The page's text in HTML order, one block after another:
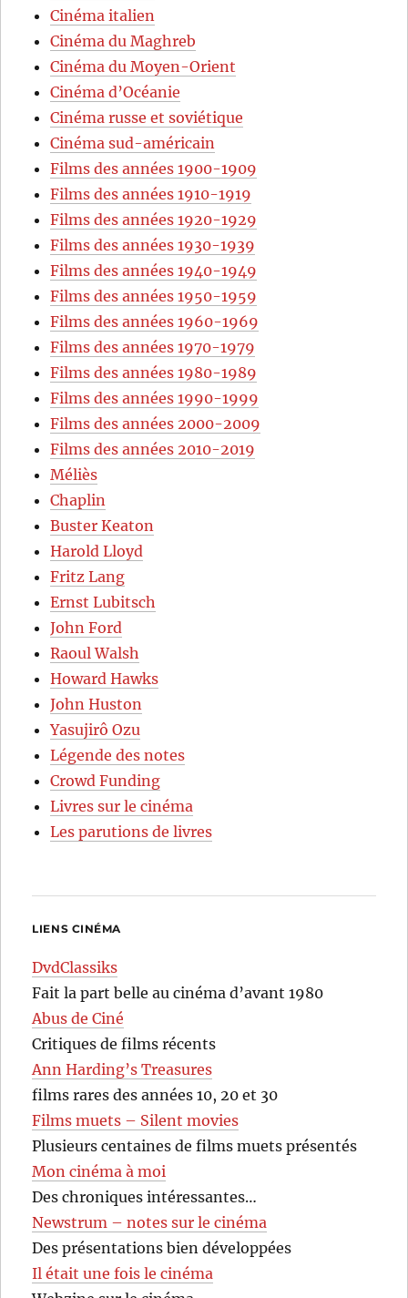
Cinéma italien
Cinéma du Maghreb
Cinéma du Moyen-Orient
Cinéma d’Océanie
Cinéma russe et soviétique
Cinéma sud-américain
Films des années 1900-1909
Films des années 1910-1919
Films des années 1920-1929
Films des années 1930-1939
Films des années 1940-1949
Films des années 1950-1959
Films des années 1960-1969
Films des années 1970-1979
Films des années 1980-1989
Films des années 1990-1999
Films des années 2000-2009
Films des années 2010-2019
Méliès
Chaplin
Buster Keaton
Harold Lloyd
Fritz Lang
Ernst Lubitsch
John Ford
Raoul Walsh
Howard Hawks
John Huston
Yasujirô Ozu
Légende des notes
Crowd Funding
Livres sur le cinéma
Les parutions de livres
LIENS CINÉMA
DvdClassiks
Fait la part belle au cinéma d’avant 1980
Abus de Ciné
Critiques de films récents
Ann Harding’s Treasures
films rares des années 10, 20 et 30
Films muets – Silent movies
Plusieurs centaines de films muets présentés
Mon cinéma à moi
Des chroniques intéressantes…
Newstrum – notes sur le cinéma
Des présentations bien développées
Il était une fois le cinéma